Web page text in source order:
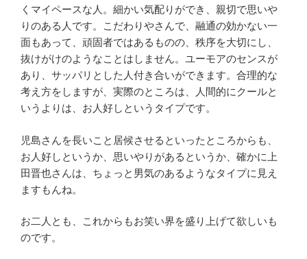
くマイペースな人。細かい気配りができ、親切で思いや
りのある人です。こだわりやさんで、融通の効かない一
面もあって、頑固者ではあるものの、秩序を大切にし、
抜けがけのようなことはしません。ユーモアのセンスが
あり、サッパリとした人付き合いができます。合理的な
考え方をしますが、実際のところは、人間的にクールと
いうよりは、お人好しというタイプです。
児島さんを長いこと居候させるといったところからも、
お人好しというか、思いやりがあるというか、確かに上
田晋也さんは、ちょっと男気のあるようなタイプに見え
ますもんね。
お二人とも、これからもお笑い界を盛り上げて欲しいも
のです。